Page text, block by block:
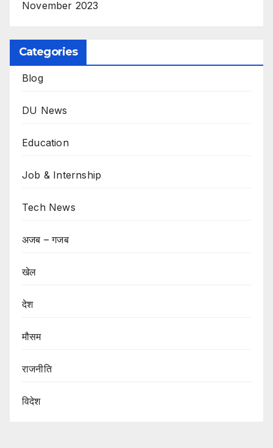
November 2023
Categories
Blog
DU News
Education
Job & Internship
Tech News
अजब – गजब
खेल
देश
मौसम
राजनीति
विदेश